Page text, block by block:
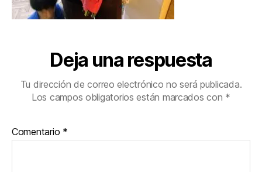
Deja una respuesta
Tu dirección de correo electrónico no será publicada.
Los campos obligatorios están marcados con *
Comentario *